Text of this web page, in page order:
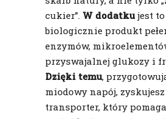
cukier”. W dodatku jest
biologicznie produkt
enzymów,
przyswajalnej glukozy i
Dzięki temu,
miodowy napój,
transporter, który